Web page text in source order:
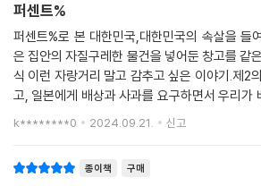
계청, 2022 가계금융복지조사). 이러한 실질적인
도 높은 수준의 소셜미디어 이용률과 시간이 겹
이 아니냐는 분석이 나온다.”
--- p.261
“한국 노동자의 연차 소진율은 76.1%로(문화체
그쳤다. 이런 상황에서 한국 노동자의 연평균 노
균 연령 63.5세인 서울 택시 기사들은 고령화로
기피하며, 저녁 8시부터 서울 외곽으로의 장거
대부분 서울을 벗어나 있는 것이다. 여기에 더해
택시 운행율은 31.5%(서울시 택시정책팀,
며, 코로나19 당시 떠난 3만 여명(전국택시운
년)의 기사들이 돌아오지 않는 탓도 크다.
숫자가 온전히 드러내지 못하는 삶
퍼센트%
퍼센트%로 본 대한민국,대한민국의 속살을 들
은 집안의 자질구레한 물건을 넣어둔 창고를 같
식 이런 자랑거리 말고 감추고 싶은 이야기.제2
고, 일본에게 배상과 사과를 요구하면서 우리가
비율은 0.01%다. 우리도 사과도 받아야겠지만
k********0 2024.09.21. 신고
종이책 구매